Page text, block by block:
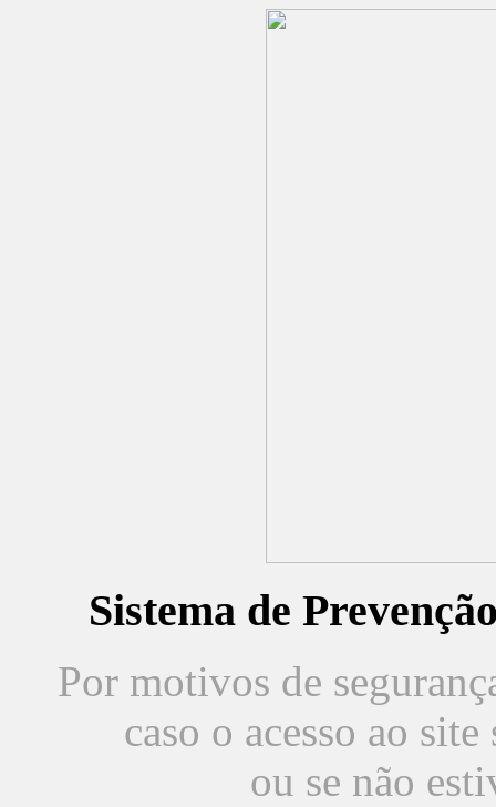
Sistema de
Por motivos de
caso o acesso ao
ou se não